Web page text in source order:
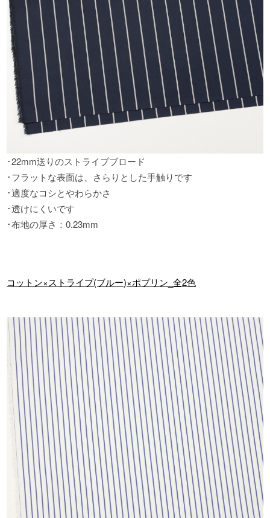
･22mm送りのストライプブロード
･フラットな表面は
さらりとした手触りです
･適度なコシとやわらかさ
･透けにくいです
･布地の厚さ ：0.23mm
コットン×ストライプ(ブルー)×ポプリン_全2色